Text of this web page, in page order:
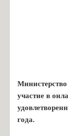
участие в
года.